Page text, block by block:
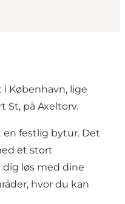
København, lige
St, på Axeltorv.
en festlig bytur. Det
et stort
dig løs med dine
hvor du kan